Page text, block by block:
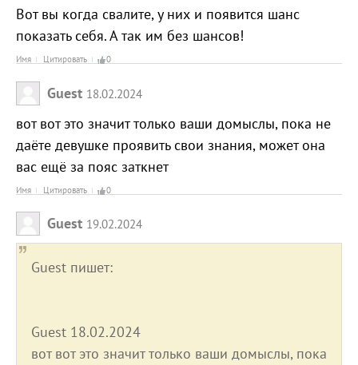
Вот вы когда свалите, у них и появится шанс
показать себя. А так им без шансов!
Имя Цитировать 0
Guest 18.02.2024
вот вот это значит только ваши домыслы, пока не
даёте девушке проявить свои знания, может она
вас ещё за пояс заткнет
Имя Цитировать 0
Guest 19.02.2024
Guest пишет:
Guest 18.02.2024
вот вот это значит только ваши домыслы, пока